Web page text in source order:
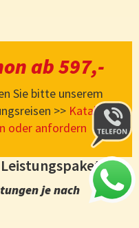
ab 597,-
Sie bitte unserem
>> Katalog
oder anfordern
je nach